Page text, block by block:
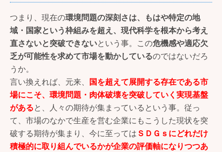
つまり、現在の環境問題の深刻さは、もはや特定の地
域・国家という枠組みを超え、現代科学を根本から考え
直さないと突破できないという事。この危機感や適応欠
乏が可能性を求めて市場を動かしているのではないだろ
うか。
言い換えれば、元来、 国を超えて展開する存在である市
場にこそ、環境問題・肉体破壊を突破していく実現基盤
があると、人々の期待が集まっているという事。従っ
て、市場のなかで生産を営む企業にもこうした現状を突
破する期待が集まり、今に至ってはＳＤＧｓにどれだけ
積極的に取り組んでいるかが企業の評価軸になりつつあ